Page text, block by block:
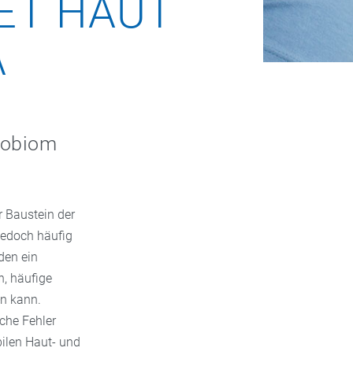
HAUT
Baustein der
häufig
ein
häufige
kann.
Fehler
Haut- und